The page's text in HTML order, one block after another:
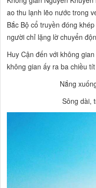
ao thu lạnh lẽo nước trong
Bắc Bộ cổ truyền đóng
người chỉ lặng lờ chuyển
Huy Cận đến với không
không gian ấy ra ba chiều
Nắng
Sông dài,